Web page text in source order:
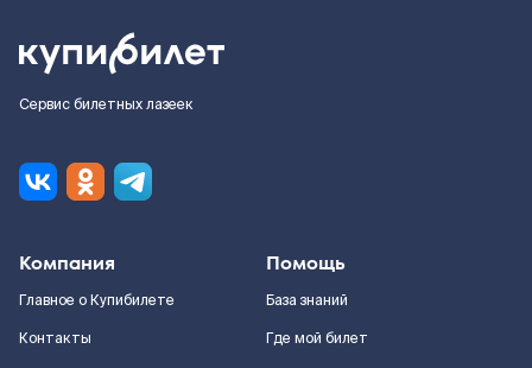
Сервис билетных лазеек
Компания
Главное о Купибилете
Контакты
Помощь
База знаний
Где мой билет